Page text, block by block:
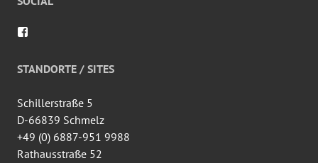
de
wingtsun.arlon
Facebook
STANDORTE / SITES
Schillerstraße 5
D-66839 Schmelz
+49 (0) 6887-951 9988
Rathausstraße 52